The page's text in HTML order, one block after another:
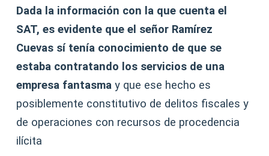
Dada la información con la que cuenta el
SAT, es evidente que el señor Ramírez
Cuevas sí tenía conocimiento de que se
estaba contratando los servicios de una
empresa fantasma y que ese hecho es
posiblemente constitutivo de delitos fiscales y
de operaciones con recursos de procedencia
ilícita